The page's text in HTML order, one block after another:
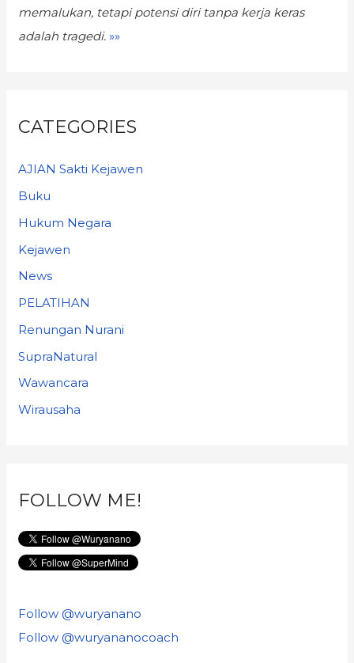
memalukan, tetapi potensi diri tanpa kerja keras
adalah tragedi. »»
CATEGORIES
AJIAN Sakti Kejawen
Buku
Hukum Negara
Kejawen
News
PELATIHAN
Renungan Nurani
SupraNatural
Wawancara
Wirausaha
FOLLOW ME!
Follow @wuryanano
Follow @wuryananocoach